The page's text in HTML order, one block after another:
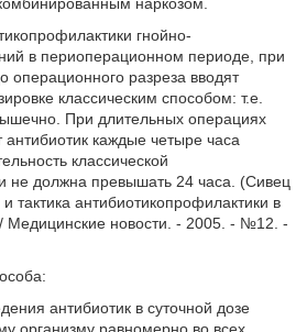
гнойно-
в периоперационном периоде, при
операционного разреза вводят
классическим способом: т.е.
При длительных операциях
каждые четыре часа
классической
не должна превышать 24 часа. (Сивец
антибиотикопрофилактики в
Медицинские новости. - 2005. - №12. -
антибиотик в суточной дозе